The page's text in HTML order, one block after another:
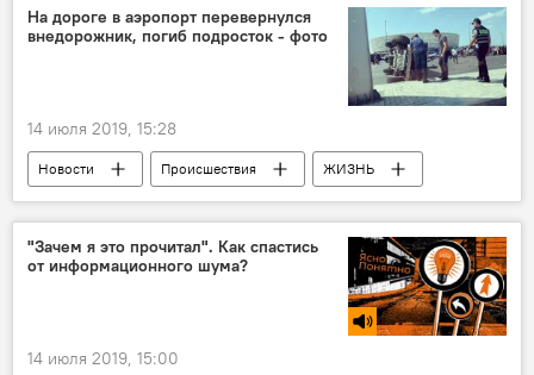
Происшествия
ЖИЗНЬ
Шеки
Трагедия
расследование
На дороге в аэропорт перевернулся
внедорожник, погиб подросток - фото
14 июля 2019, 15:28
Новости Происшествия
ЖИЗНЬ
Происшествия в Азербайджане
Баку
проспект Гейдара Алиева
ДТП
пробка
"Зачем я это прочитал". Как спастись
от информационного шума?
14 июля 2019, 15:00